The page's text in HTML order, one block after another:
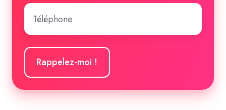
Numéro
téléphone*